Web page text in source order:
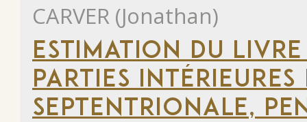
CARVER (Jonathan)
ESTIMATION DU
PARTIES
SEPTENTRIONALE,